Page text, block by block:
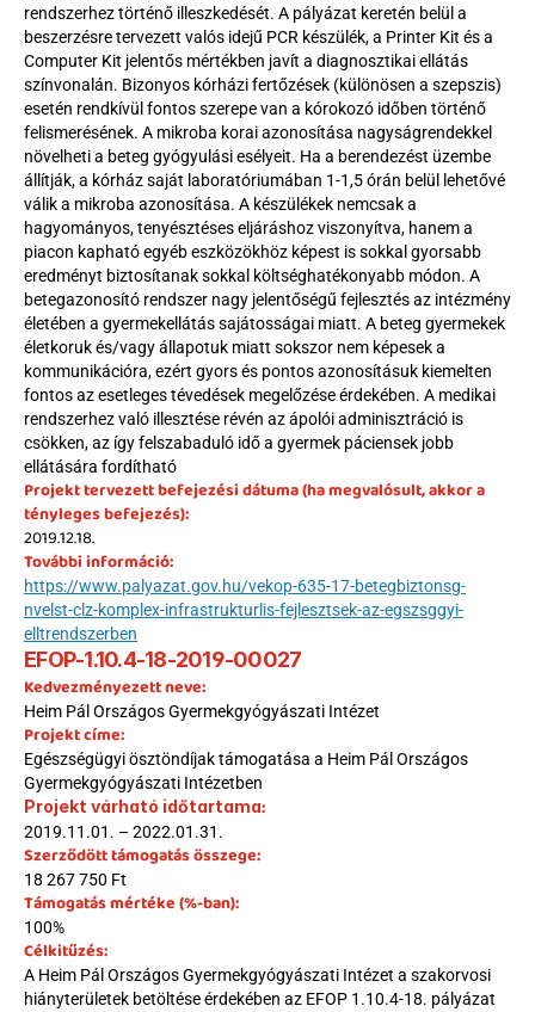
rendszerhez történő illeszkedését. A pályázat keretén belül a
beszerzésre tervezett valós idejű PCR készülék, a Printer Kit és a
Computer Kit jelentős mértékben javít a diagnosztikai ellátás
színvonalán. Bizonyos kórházi fertőzések (különösen a szepszis)
esetén rendkívül fontos szerepe van a kórokozó időben történő
felismerésének. A mikroba korai azonosítása nagyságrendekkel
növelheti a beteg gyógyulási esélyeit. Ha a berendezést üzembe
állítják, a kórház saját laboratóriumában 1-1,5 órán belül lehetővé
válik a mikroba azonosítása. A készülékek nemcsak a
hagyományos, tenyésztéses eljáráshoz viszonyítva, hanem a
piacon kapható egyéb eszközökhöz képest is sokkal gyorsabb
eredményt biztosítanak sokkal költséghatékonyabb módon. A
betegazonosító rendszer nagy jelentőségű fejlesztés az intézmény
életében a gyermekellátás sajátosságai miatt. A beteg gyermekek
életkoruk és/vagy állapotuk miatt sokszor nem képesek a
kommunikációra, ezért gyors és pontos azonosításuk kiemelten
fontos az esetleges tévedések megelőzése érdekében. A medikai
rendszerhez való illesztése révén az ápolói adminisztráció is
csökken, az így felszabaduló idő a gyermek páciensek jobb
ellátására fordítható
Projekt tervezett befejezési dátuma (ha megvalósult, akkor a
tényleges befejezés):
2019.12.18.
További információ:
https://www.palyazat.gov.hu/vekop-635-17-betegbiztonsg-
nvelst-clz-komplex-infrastrukturlis-fejlesztsek-az-egszsggyi-
elltrendszerben
EFOP-1.10.4-18-2019-00027
Kedvezményezett neve:
Heim Pál Országos Gyermekgyógyászati Intézet
Projekt címe:
Egészségügyi ösztöndíjak támogatása a Heim Pál Országos
Gyermekgyógyászati Intézetben
Projekt várható időtartama:
2019.11.01. – 2022.01.31.
Szerződött támogatás összege:
18 267 750 Ft
Támogatás mértéke (%-ban):
100%
Célkitűzés:
A Heim Pál Országos Gyermekgyógyászati Intézet a szakorvosi
hiányterületek betöltése érdekében az EFOP 1.10.4-18. pályázat